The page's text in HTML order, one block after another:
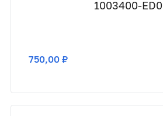
1003400-
750,00 ₽